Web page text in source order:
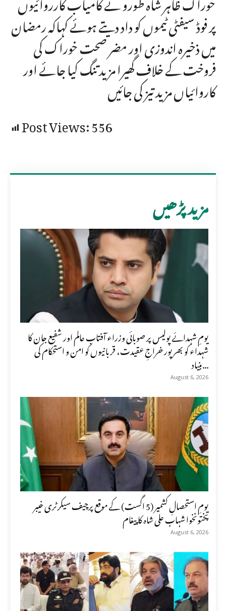
پر فوڈ سیفٹی ٹیموں کو داد دیتے ہوئے کہاکہ رمضان
میں ذخیرہ اندوزی اور مضر صحت خوراک کی
فروخت کے خلاف گھیرا مزید تنگ کیا جائے اور
کاروائیاں مزید تیز کی جائیں
Post Views:556
مزید پڑھیں
یومِ شہدائے پولیس پر صوبائی وزراء آفتاب عالم اور شفیع جان کا
شہداء کو بھرپور خراجِ عقیدت، قربانیوں کو امن و استحکام کی
بنیاد...
August 6, 2026
یومِ استحصالِ کشمیر (5 اگست) کے موقع پرچیف سیکرٹری خیبر
پختونخوا شہاب علی شاہ کا پیغام
August 6, 2026